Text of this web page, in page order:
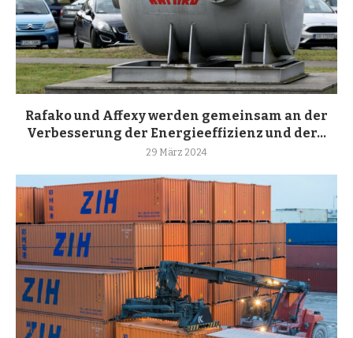
Rafako und Affexy werden gemeinsam an der
Verbesserung der Energieeffizienz und der...
29 März 2024